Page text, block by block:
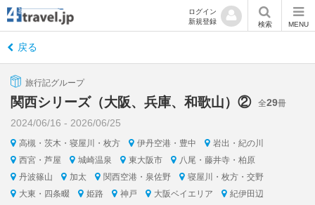
ログイン
新規登録
検索 MENU
戻る
旅行記グループ
関西シリーズ（大阪、兵庫、和歌山）② 全29冊
2024/06/16 - 2026/06/25
高槻・茨木・寝屋川・枚方 伊丹空港・豊中
岩出・紀の川
西宮・芦屋
城崎温泉 東大阪市
八尾・藤井寺・柏原
丹波篠山
加太 関西空港・泉佐野
寝屋川・枚方・交野
大東・四条畷
姫路 神戸 大阪ベイエリア
紀伊田辺